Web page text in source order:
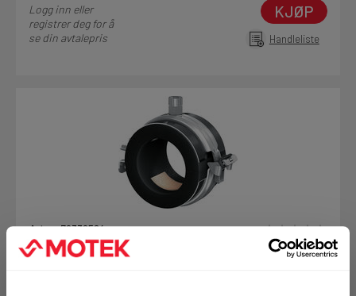
Logg inn eller
registrer deg for å
se din avtalepris
KJØP
Handleliste
Art.nr. 72332564
Isoklammer Hilti MIP-H 42 ELF